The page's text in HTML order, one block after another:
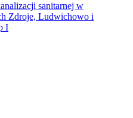
sanitarnej w
Zdroje, Ludwichowo i
I